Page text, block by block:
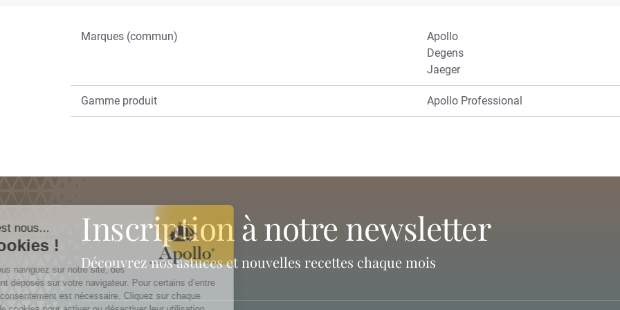
Marques (commun)
Apollo
Degens
Jaeger
Gamme produit Apollo Professional
inscription à notre newsletter
Découvrez nos astuces et nouvelles recettes chaque mois